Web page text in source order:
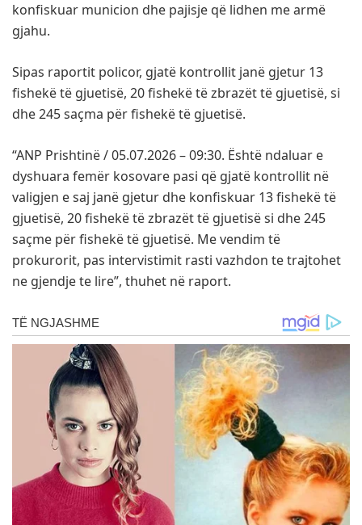
konfiskuar municion dhe pajisje që lidhen me armë
gjahu.
Sipas raportit policor, gjatë kontrollit janë gjetur 13
fishekë të gjuetisë, 20 fishekë të zbrazët të gjuetisë, si
dhe 245 saçma për fishekë të gjuetisë.
“ANP Prishtinë / 05.07.2026 – 09:30. Është ndaluar e
dyshuara femër kosovare pasi që gjatë kontrollit në
valigjen e saj janë gjetur dhe konfiskuar 13 fishekë të
gjuetisë, 20 fishekë të zbrazët të gjuetisë si dhe 245
saçme për fishekë të gjuetisë. Me vendim të
prokurorit, pas intervistimit rasti vazhdon te trajtohet
ne gjendje te lire”, thuhet në raport.